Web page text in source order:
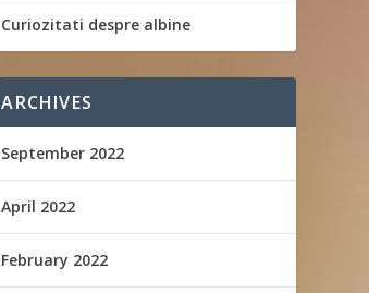
Curiozitati despre albine
ARCHIVES
September 2022
April 2022
February 2022